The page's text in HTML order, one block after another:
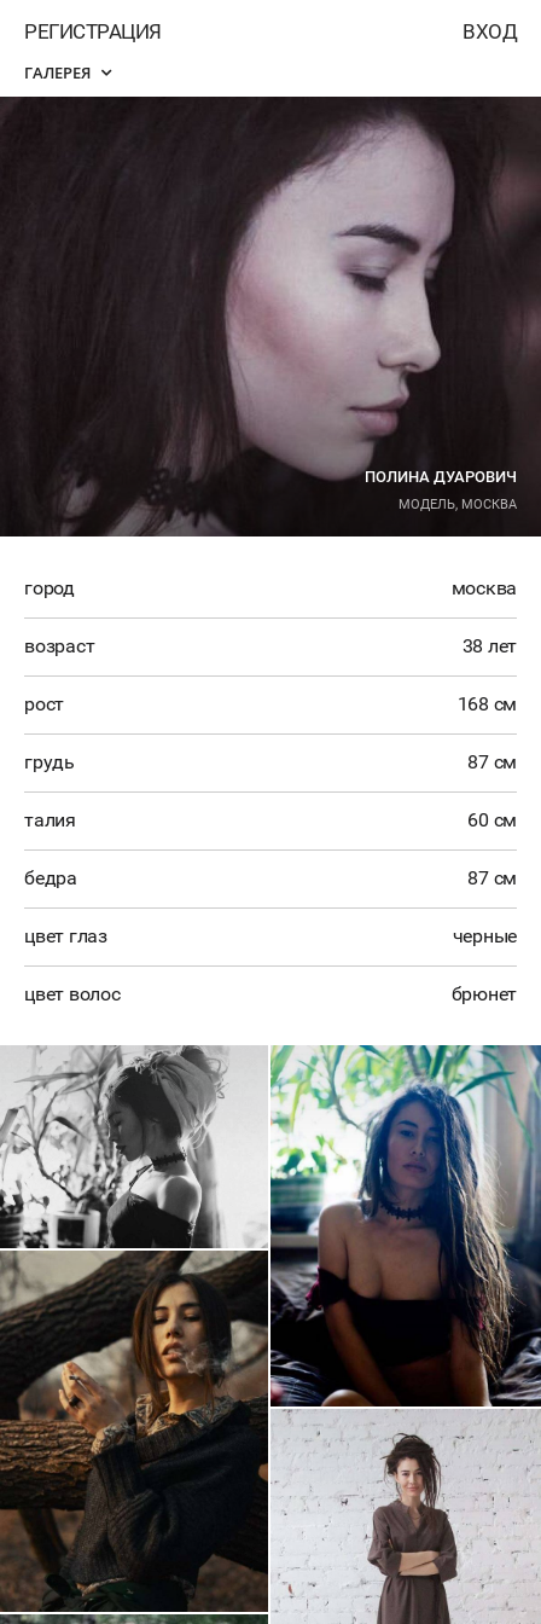
ВХОД
РЕГИСТРАЦИЯ
ГАЛЕРЕЯ
ПОЛИНА ДУАРОВИЧ
МОДЕЛЬ, МОСКВА
город москва
возраст 38 лет
рост 168 см
грудь 87 см
талия 60 см
бедра 87 см
цвет глаз черные
цвет волос брюнет